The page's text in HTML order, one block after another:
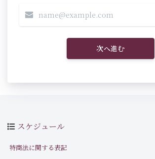
次へ進む
スケジュール
特商法に関する表記